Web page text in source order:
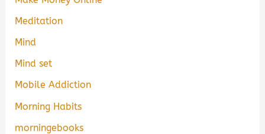
Meditation
Mind
Mind set
Mobile Addiction
Morning Habits
morningebooks